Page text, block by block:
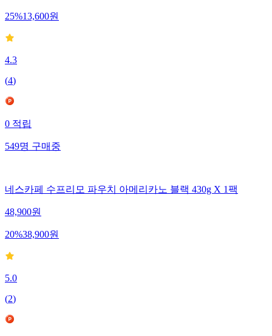
25%13,600원
4.3
(4)
0 적립
549명 구매중
네스카페 수프리모 파우치 아메리카노 블랙 430g X 1팩
48,900원
20%38,900원
5.0
(2)